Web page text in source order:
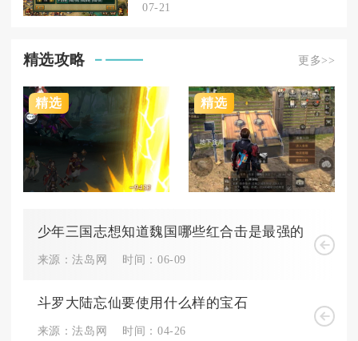
07-21
精选攻略 更多>>
精选 精选
少年三国志想知道魏国哪些红合击是最强的
来源：法岛网 时间：06-09
斗罗大陆忘仙要使用什么样的宝石
来源：法岛网 时间：04-26